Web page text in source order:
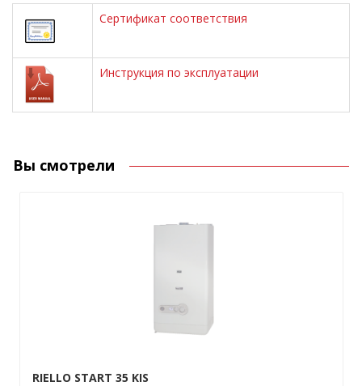
Сертификат соответствия
Инструкция по эксплуатации
Вы смотрели
RIELLO START 35 KIS